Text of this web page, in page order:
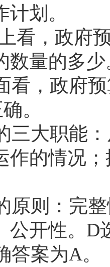
划。
看，政府
数量的多
看，政府
。
三大职能
作的情况
原则：完
开性。 D
答案为A。